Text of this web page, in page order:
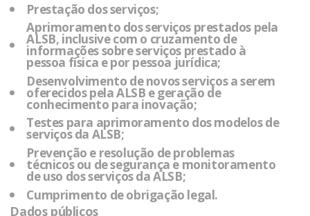
Prestação dos serviços;
Aprimoramento dos serviços prestados pela
ALSB, inclusive com o cruzamento de
informações sobre serviços prestado à
pessoa física e por pessoa jurídica;
Desenvolvimento de novos serviços a serem
oferecidos pelaALSB e geração de
conhecimento para inovação;
Testes para aprimoramento dos modelos de
serviços da ALSB;
Prevenção e resolução de problemas
técnicos ou de segurança e monitoramento
de uso dos serviços daALSB;
Cumprimento de obrigação legal.
Dados públicos